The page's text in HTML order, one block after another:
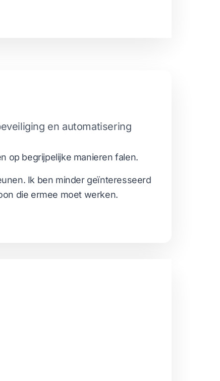
en automatisering
op begrijpelijke manieren falen.
Ik ben minder geïnteresseerd
die ermee moet werken.